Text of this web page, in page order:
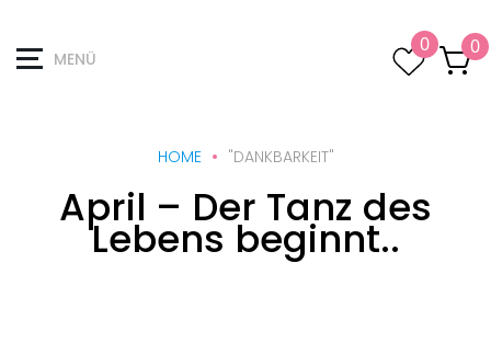
MENÜ
0 0
HOME "DANKBARKEIT"
April – Der Tanz des
Lebens beginnt..